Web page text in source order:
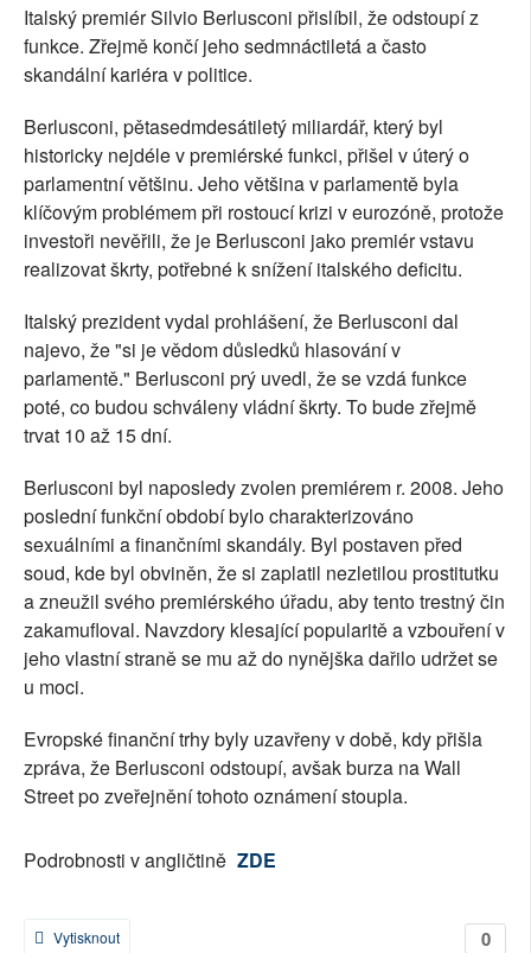
SOCIÁLNÍ SÍTĚ
RUBRIKY
PLNÁ VERZE STRÁNEK
Italský premiér Silvio Berlusconi přislíbil, že odstoupí z
funkce. Zřejmě končí jeho sedmnáctiletá a často
skandální kariéra v politice.
Berlusconi, pětasedmdesátiletý miliardář, který byl
historicky nejdéle v premiérské funkci, přišel v úterý o
parlamentní většinu. Jeho většina v parlamentě byla
klíčovým problémem při rostoucí krizi v eurozóně, protože
investoři nevěřili, že je Berlusconi jako premiér vstavu
realizovat škrty, potřebné k snížení italského deficitu.
Italský prezident vydal prohlášení, že Berlusconi dal
najevo, že "si je vědom důsledků hlasování v
parlamentě." Berlusconi prý uvedl, že se vzdá funkce
poté, co budou schváleny vládní škrty. To bude zřejmě
trvat 10 až 15 dní.
Berlusconi byl naposledy zvolen premiérem r. 2008. Jeho
poslední funkční období bylo charakterizováno
sexuálními a finančními skandály. Byl postaven před
soud, kde byl obviněn, že si zaplatil nezletilou prostitutku
a zneužil svého premiérského úřadu, aby tento trestný čin
zakamufloval. Navzdory klesající popularitě a vzbouření v
jeho vlastní straně se mu až do nynějška dařilo udržet se
u moci.
Evropské finanční trhy byly uzavřeny v době, kdy přišla
zpráva, že Berlusconi odstoupí, avšak burza na Wall
Street po zveřejnění tohoto oznámení stoupla.
Podrobnosti v angličtině ZDE
0
Vytisknout